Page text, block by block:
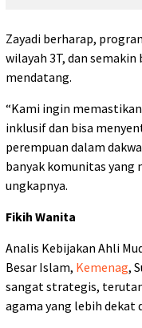
Zayadi berharap,
wilayah 3T, dan
mendatang.
“Kami ingin
inklusif dan bisa
perempuan dalam
banyak komunitas yang
ungkapnya.
Fikih Wanita
Analis Kebijakan Ahli
Besar Islam, Kemenag,
sangat strategis,
agama yang lebih dekat